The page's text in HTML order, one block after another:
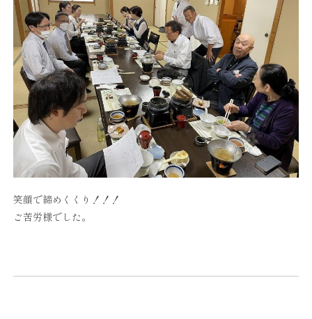
笑顔で締めくくり！！！
ご苦労様でした。